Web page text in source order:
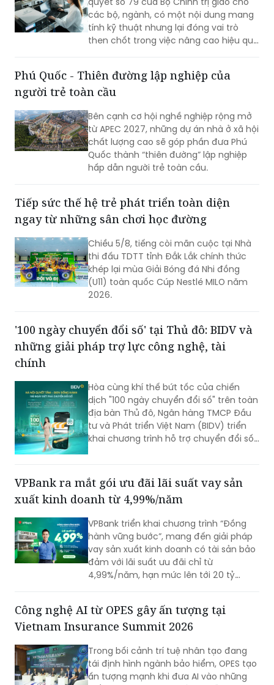
tải biển và chuỗi cung ứng toàn cầu
còn nhiều biến động.
các bộ, ngành, có một nội dung mang
tính kỹ thuật nhưng lại đóng vai trò
then chốt trong việc nâng cao hiệu quả
tỷ lệ đối với phần lợi nhuận vượt kế
hoạch.
Phú Quốc - Thiên đường lập nghiệp của
người trẻ toàn cầu
Bên cạnh cơ hội nghề nghiệp rộng mở
từ APEC 2027, những dự án nhà ở xã hội
chất lượng cao sẽ góp phần đưa Phú
Quốc thành “thiên đường” lập nghiệp
hấp dẫn người trẻ toàn cầu.
Tiếp sức thế hệ trẻ phát triển toàn diện
ngay từ những sân chơi học đường
Chiều 5/8, tiếng còi mãn cuộc tại Nhà
thi đấu TDTT tỉnh Đắk Lắk chính thức
khép lại mùa Giải Bóng đá Nhi đồng
(U11) toàn quốc Cúp Nestlé MILO năm
2026.
'100 ngày chuyển đổi số' tại Thủ đô: BIDV và
những giải pháp trợ lực công nghệ, tài
chính
Hòa cùng khí thế bứt tốc của chiến
dịch "100 ngày chuyển đổi số" trên toàn
địa bàn Thủ đô, Ngân hàng TMCP Đầu
tư và Phát triển Việt Nam (BIDV) triển
khai chương trình hỗ trợ chuyển đổi số
nghiệp.
VPBank ra mắt gói ưu đãi lãi suất vay sản
xuất kinh doanh từ 4,99%/năm
VPBank triển khai chương trình “Đồng
hành vững bước”, mang đến giải pháp
vay sản xuất kinh doanh có tài sản bảo
đảm với lãi suất ưu đãi chỉ từ
4,99%/năm, hạn mức lên tới 20 tỷ
nhanh chóng chỉ 1 phút, đây được đánh
giá là giải pháp nguồn vốn tối ưu cho
Công nghệ AI từ OPES gây ấn tượng tại
Vietnam Insurance Summit 2026
Trong bối cảnh trí tuệ nhân tạo đang
tái định hình ngành bảo hiểm, OPES tạo
ấn tượng mạnh khi đưa AI vào những